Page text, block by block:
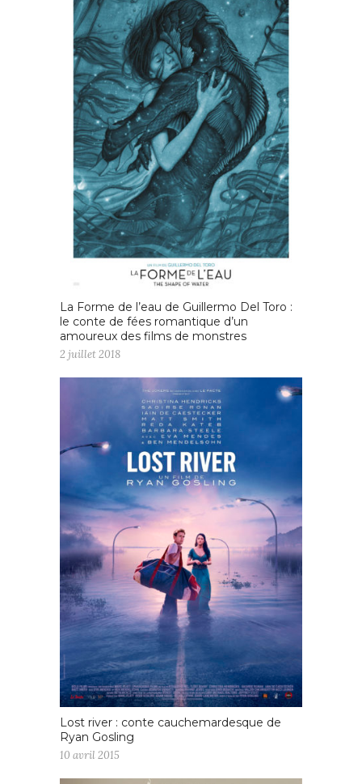
La Forme de l’eau de Guillermo Del Toro :
le conte de fées romantique d’un
amoureux des films de monstres
2 juillet 2018
Lost river : conte cauchemardesque de
Ryan Gosling
10 avril 2015